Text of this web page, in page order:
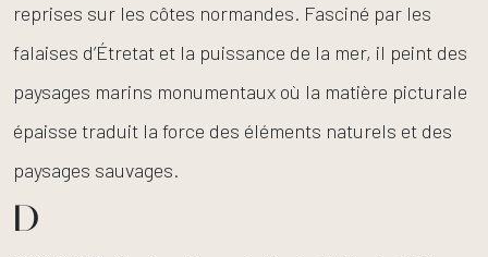
reprises sur les côtes normandes. Fasciné par les
falaises d’Étretat et la puissance de la mer, il peint des
paysages marins monumentaux où la matière picturale
épaisse traduit la force des éléments naturels et des
paysages sauvages.
D